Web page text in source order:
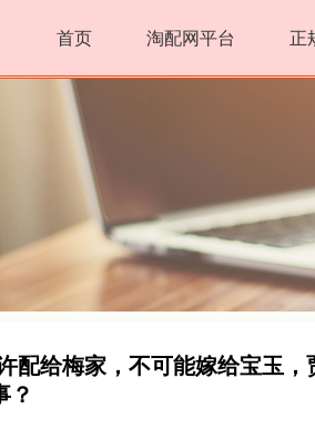
首页 淘配网平台 正
配给梅家，不可能嫁给宝玉
？